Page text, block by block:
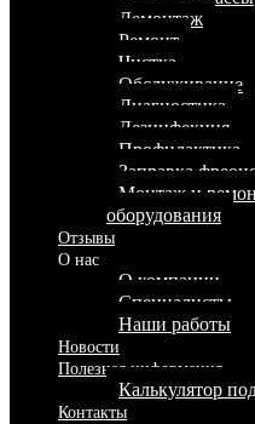
Демонтаж
Ремонт
Чистка
Обслуживание
Диагностика
Дезинфекция
Профилактика
Заправка
Монтаж и
оборудования
Отзывы
О нас
О компании
Специалисты
Наши работы
Новости
Полезная информация
Калькулятор
Контакты